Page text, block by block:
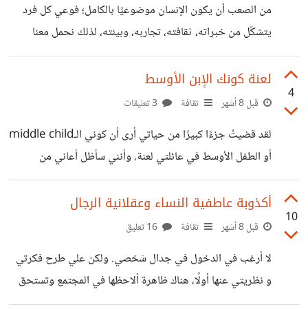
يحبني شخص ويقسو علي ولا يمكن أن يسحقني شخص وقت
الخلاف وعندما ينتهي الخلاف يعود ليكون المحب الذي كان
من الصعب أن يكون الإنسان موضوعيًا بالكامل؛ فوعي كل فرد
يتشكّل من خبراته، ثقافته، تجاربه، وبيئته، لذلك نحمل معنا
تحيّزات قد لا ندركها دائمًا. حتى العلم، رغم حياده النظري
والمنهجي، قد يتأثر في تطبيقه بالمصالح والاتجاهات السائدة،
لأنه في النهاية يُمارس عن طريق بشر. ومع ذلك، يسعى المنهج
بالتهديد تجاه الأفكار التي تتناقض مع معتقداتهم، حتى لو لم تكن
هجومًا مباشرًا عليهم. كثيرًا ما نواجه هذا عند اختلافنا مع شخص
4
لعنة كونك الإبن الأوسط
قبل 8 أشهر ثقافة
لقد قضيتُ جزءًا كبيرًا من حياتي أرى أن كوني الـmiddle child
أو الطفل الأوسط في عائلتي لعنة، وأنني سأظل أعاني من
الإهمال وغياب الاهتمام، والإحساس بأنني غير مرئية وغير
children؛ فهم غالبًا يعانون من الإهمال العاطفي، ومن المقارنات
بالذنب، وبأنهم غير كافين، وأنهم دائمًا يخيّبون ظنّ أهلهم بصورة
أو بأخرى. لم أكن أفهم السبب مطلقًا، لكنني كبرتُ ووجدت أن
10
أكذوبة عاطفية النساء وعقلانية الرجال
قبل 8 أشهر ثقافة
لا أرغب في الدخول في جدال شخصي. ولكن علي طرح فكرتي
و نظريتي عنها أولًا، هناك ظاهرة ألاحظها في المجتمع وتستحق
الدراسة وأنا سأتحدث بموضوعية باحثة وإنسانة تلاحظ ما